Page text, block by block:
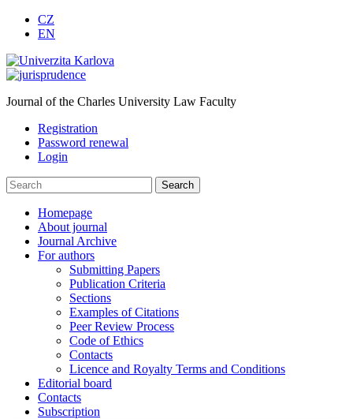
CZ
EN
Journal of the Charles University Law Faculty
Registration
Password renewal
Login
Homepage
About journal
Journal Archive
For authors
Submitting Papers
Publication Criteria
Sections
Examples of Citations
Peer Review Process
Code of Ethics
Contacts
Licence and Royalty Terms and Conditions
Editorial board
Contacts
Subscription